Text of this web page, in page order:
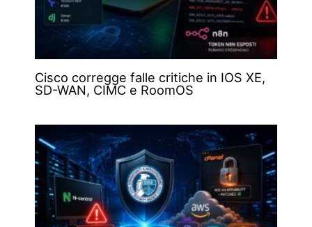
Cisco corregge falle critiche in IOS XE,
SD-WAN, CIMC e RoomOS